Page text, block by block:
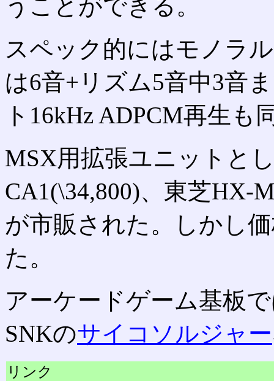
うことができる。
スペック的にはモノラ
は6音+リズム5音中3音
ト16kHz ADPCM再生も
MSX用拡張ユニットとし
CA1(\34,800)、東芝HX-
が市販された。しかし
た。
アーケードゲーム基板
SNKのサイコソルジャー
リンク